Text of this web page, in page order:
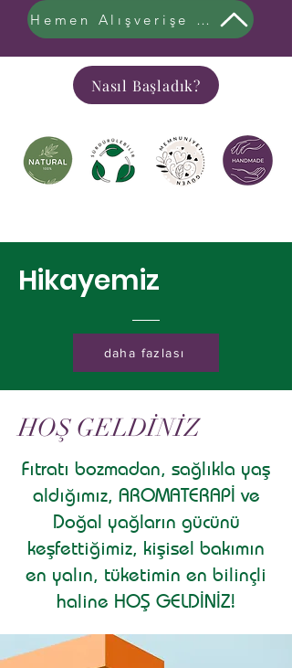
Hemen Alışverişe Başlayın!
Nasıl Başladık?
Hikayemiz
daha fazlası
HOŞ GELDİNİZ
Fıtratı bozmadan, sağlıkla yaş
aldığımız, AROMATERAPİ ve
Doğal yağların gücünü
keşfettiğimiz, kişisel bakımın
en yalın, tüketimin en bilinçli
haline HOŞ GELDİNİZ!